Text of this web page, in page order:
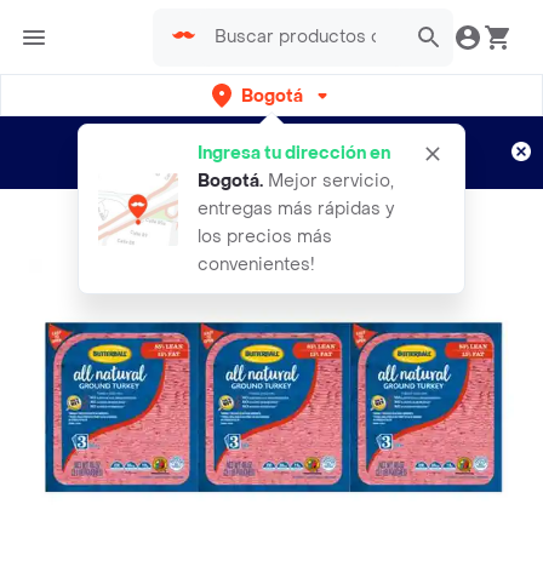
Bogotá
Ingresa tu dirección en
Bogotá. Mejor servicio,
entregas más rápidas y
los precios más
convenientes!
envíos gratis por semanas
Aplican TyC